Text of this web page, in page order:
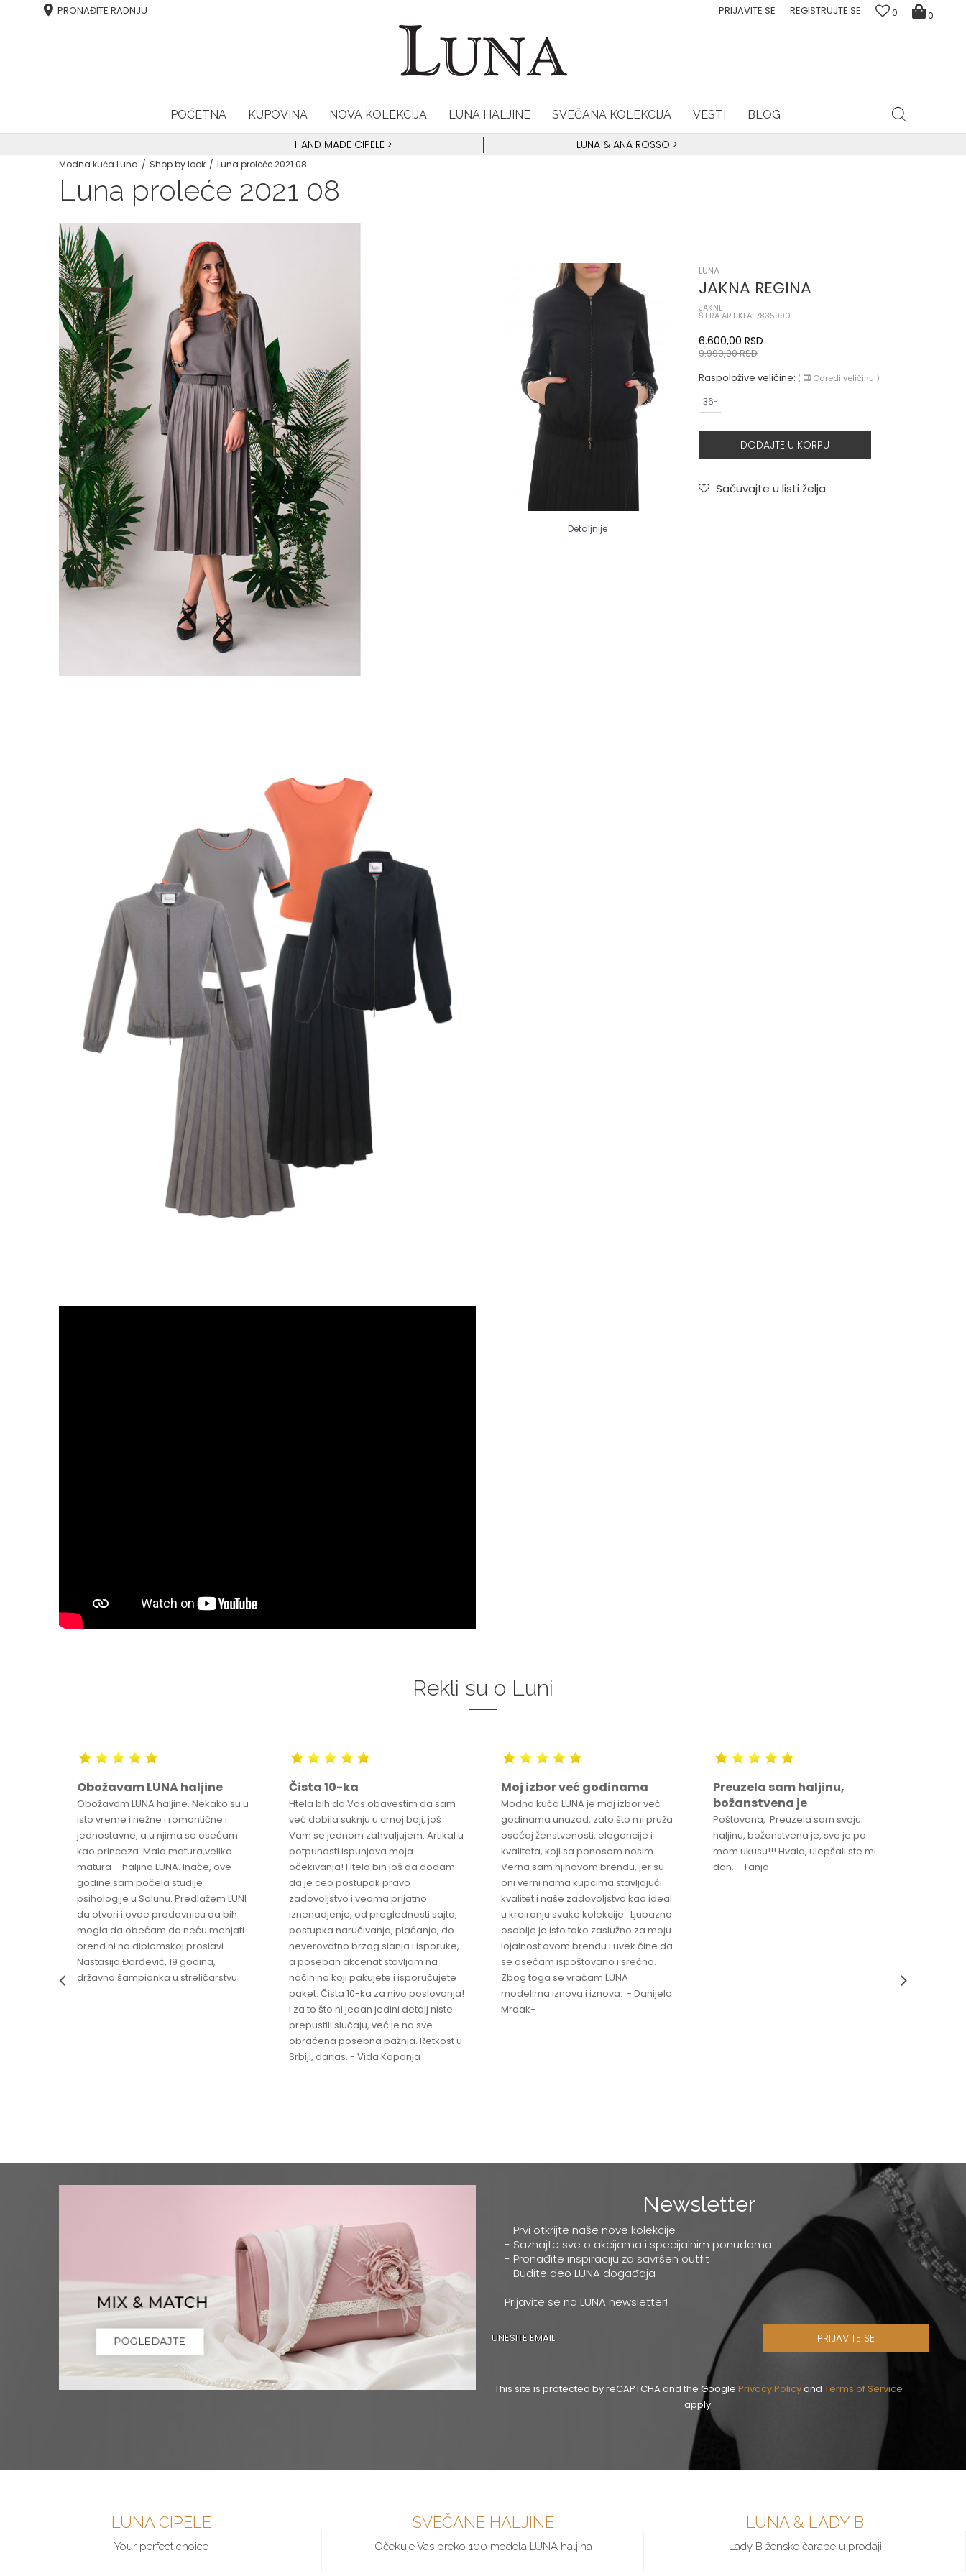
PRONAĐITE RADNJU 0
0
PRIJAVITE SE REGISTRUJTE SE
POČETNA KUPOVINA NOVA KOLEKCIJA LUNA HALJINE SVEČANA KOLEKCIJA VESTI BLOG
HAND MADE CIPELE > LUNA & ANA ROSSO >
Modna kuća Luna Shop by look Luna proleće 2021 08
Luna proleće 2021 08
Detaljnije
LUNA
JAKNA REGINA
JAKNE
ŠIFRA ARTIKLA: 7835990
6.600,00 RSD
9.990,00RSD
Raspoložive veličine: ( Odredi veličinu )
36-
DODAJTE U KORPU
Sačuvajte u listi želja
Rekli su o Luni
Obožavam LUNA haljine
Obožavam LUNA haljine. Nekako su u
isto vreme i nežne i romantične i
jednostavne, a u njima se osećam
kao princeza. Mala matura,velika
matura – haljina LUNA. Inače, ove
godine sam počela studije
psihologije u Solunu. Predlažem LUNI
da otvori i ovde prodavnicu da bih
mogla da obećam da neću menjati
brend ni na diplomskoj proslavi. -
Nastasija Đorđević, 19 godina,
državna šampionka u streličarstvu
Čista 10-ka
Htela bih da Vas obavestim da sam
već dobila suknju u crnoj boji, još
Vam se jednom zahvaljujem. Artikal u
potpunosti ispunjava moja
očekivanja! Htela bih još da dodam
da je ceo postupak pravo
zadovoljstvo i veoma prijatno
iznenadjenje, od preglednosti sajta,
postupka naručivanja, plaćanja, do
neverovatno brzog slanja i isporuke,
a poseban akcenat stavljam na
način na koji pakujete i isporučujete
paket. Čista 10-ka za nivo poslovanja!
I za to što ni jedan jedini detalj niste
prepustili slučaju, već je na sve
obraćena posebna pažnja. Retkost u
Srbiji, danas. - Vida Kopanja
Moj izbor već godinama
Modna kuća LUNA je moj izbor već
godinama unazad, zato što mi pruža
osećaj ženstvenosti, elegancije i
kvaliteta, koji sa ponosom nosim.
Verna sam njihovom brendu, jer su
oni verni nama kupcima stavljajući
kvalitet i naše zadovoljstvo kao ideal
u kreiranju svake kolekcije. Ljubazno
osoblje je isto tako zaslužno za moju
lojalnost ovom brendu i uvek čine da
se osećam ispoštovano i srećno.
Zbog toga se vraćam LUNA
modelima iznova i iznova. - Danijela
Mrdak-
Preuzela sam haljinu,
božanstvena je
Poštovana, Preuzela sam svoju
haljinu, božanstvena je, sve je po
mom ukusu!!! Hvala, ulepšali ste mi
dan. - Tanja
Newsletter
- Prvi otkrijte naše nove kolekcije
- Saznajte sve o akcijama i specijalnim ponudama
- Pronađite inspiraciju za savršen outfit
- Budite deo LUNA događaja
Prijavite se na LUNA newsletter!
PRIJAVITE SE
This site is protected by reCAPTCHA and the Google Privacy Policyand Terms of Service
apply.
LUNA CIPELE
Your perfect choice
SVEČANE HALJINE
Očekuje Vas preko 100 modela LUNA haljina
LUNA & LADY B
Lady B ženske čarape u prodaji